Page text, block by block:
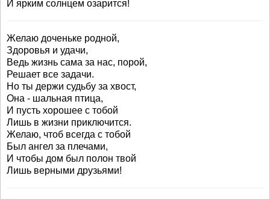
И ярким солнцем озарится!
Желаю доченьке родной,
Здоровья и удачи,
Ведь жизнь сама за нас, порой,
Решает все задачи.
Но ты держи судьбу за хвост,
Она - шальная птица,
И пусть хорошее с тобой
Лишь в жизни приключится.
Желаю, чтоб всегда с тобой
Был ангел за плечами,
И чтобы дом был полон твой
Лишь верными друзьями!